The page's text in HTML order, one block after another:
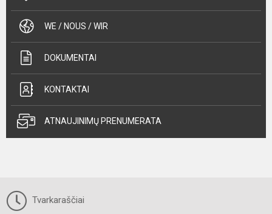
WE / NOUS / WIR
DOKUMENTAI
KONTAKTAI
ATNAUJINIMŲ PRENUMERATA
Tvarkaraščiai